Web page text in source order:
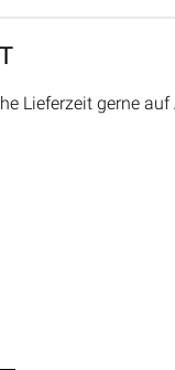
Lieferzeit gerne